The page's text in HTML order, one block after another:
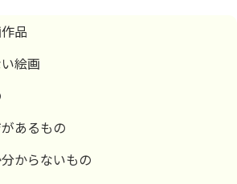
品
絵画
あるもの
からないもの